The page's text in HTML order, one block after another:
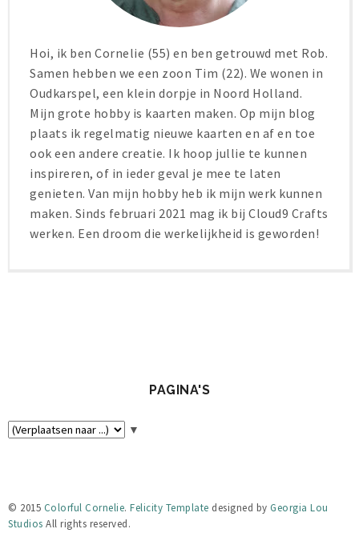
Hoi, ik ben Cornelie (55) en ben getrouwd met Rob.
Samen hebben we een zoon Tim (22). We wonen in
Oudkarspel, een klein dorpje in Noord Holland.
Mijn grote hobby is kaarten maken. Op mijn blog
plaats ik regelmatig nieuwe kaarten en af en toe
ook een andere creatie. Ik hoop jullie te kunnen
inspireren, of in ieder geval je mee te laten
genieten. Van mijn hobby heb ik mijn werk kunnen
maken. Sinds februari 2021 mag ik bij Cloud9 Crafts
werken. Een droom die werkelijkheid is geworden!
PAGINA'S
▼
© 2015 Colorful Cornelie. Felicity Template designed by Georgia Lou
Studios All rights reserved.